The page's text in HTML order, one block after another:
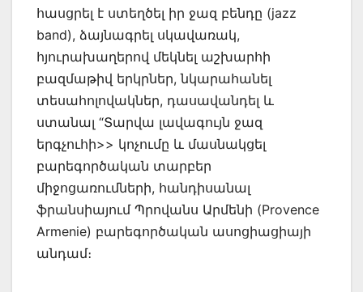
հասցրել է ստեղծել իր ջազ բենդը (jazz
band), ձայնագրել սկավառակ,
հյուրախաղերով մեկնել աշխարհի
բազմաթիվ երկրներ, նկարահանել
տեսահոլովակներ, դասավանդել և
ստանալ “Տարվա լավագույն ջազ
երգչուհի>> կոչումը և մասնակցել
բարեգործական տարբեր
միջոցառումների, հանդիսանալ
ֆրանսիայում Պրովանս Արմենի (Provence
Armenie) բարեգործական ասոցիացիայի
անդամ։